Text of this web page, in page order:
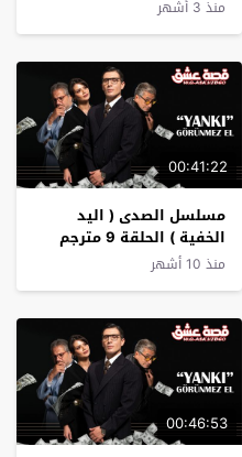
منذ 3 أشهر
00:41:22
مسلسل الصدى ( اليد
الخفية ) الحلقة 9 مترجم
منذ 10 أشهر
00:46:53